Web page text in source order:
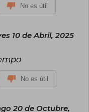
No es útil
10 de Abril, 2025
No es útil
20 de Octubre,